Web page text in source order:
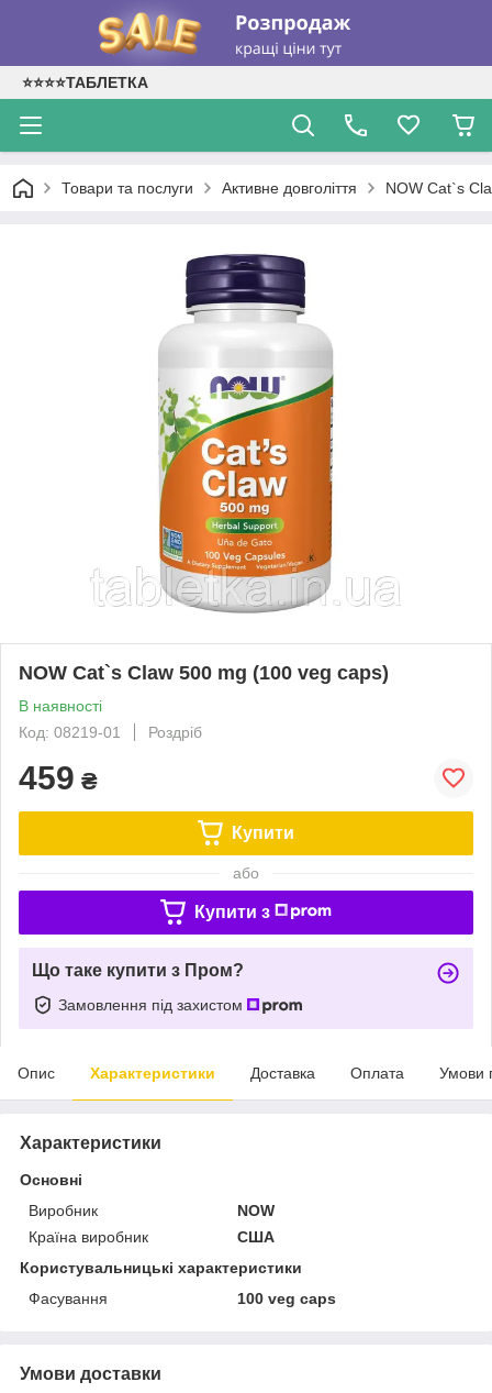
⭐⭐⭐⭐ТАБЛЕТКА
Товари та послуги Активне довголіття NOW Cat`s
NOW Cat`s Claw 500 mg (100 veg caps)
В наявності
Код: 08219-01
Роздріб
459 ₴
Купити
або
Купити з
Що таке купити з Пром?
Замовлення під захистом
Опис Характеристики Доставка Оплата Умови
Характеристики
Основні
Виробник
NOW
Країна виробник
США
Користувальницькі характеристики
Фасування
100 veg caps
Умови доставки